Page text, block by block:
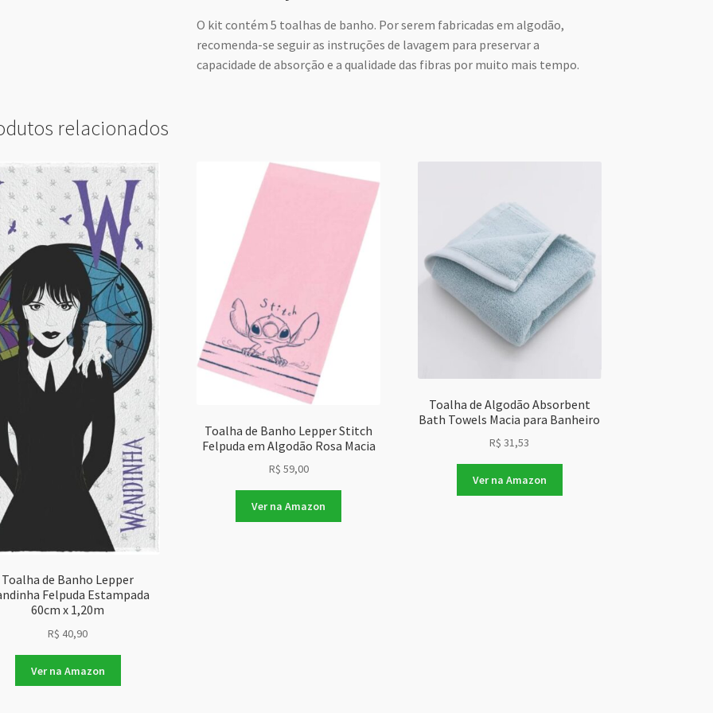
O kit contém 5 toalhas de banho. Por serem fabricadas em algodão,
recomenda-se seguir as instruções de lavagem para preservar a
capacidade de absorção e a qualidade das fibras por muito mais tempo.
relacionados
Toalha de Banho Lepper
Felpuda Estampada
60cm x 1,20m
R$ 40,90
Ver na Amazon
Toalha de Banho Lepper Stitch
Felpuda em Algodão Rosa Macia
R$ 59,00
Ver na Amazon
Toalha de Algodão Absorbent
Bath Towels Macia para Banheiro
R$ 31,53
Ver na Amazon